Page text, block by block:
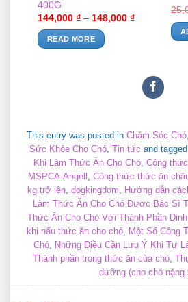
400G
144,000₫ – 148,000₫
READ MORE
This entry was posted in Chăm Sóc Chó,
Sức Khỏe Cho Chó, Tin tức and tagged
Khi Làm Thức Ăn Cho Chó Công
MSPCA-Angell
Công thức thức ăn
kg trở lên dogkingdom Hướng dẫn
Làm Thức Ăn Cho Chó Được Bác Sĩ
Thức Ăn Cho Chó Với Thành Phần
khi nấu thức ăn cho chó,
Một Số Công
Chó, Những Điều Cần Lưu Ý Khi Tự
Thành phần trong thức ăn của chó,
dưỡng (cho chó nặng